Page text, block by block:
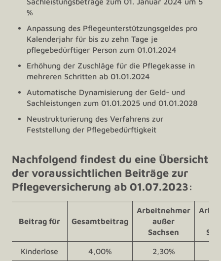
%
Anpassung des Pflegeunterstützungsgeldes pro
Kalenderjahr für bis zu zehn Tage je
pflegebedürftiger Person zum 01.01.2024
Erhöhung der Zuschläge für die Pflegekasse in
mehreren Schritten ab 01.01.2024
Automatische Dynamisierung der Geld- und
Sachleistungen zum 01.01.2025 und 01.01.2028
Neustrukturierung des Verfahrens zur
Feststellung der Pflegebedürftigkeit
Nachfolgend findest du eine Übersicht
der voraussichtlichen Beiträge zur
Pflegeversicherung ab 01.07.2023:
Beitrag für Gesamtbeitrag
Arbeitnehmer
außer
Sachsen
Kinderlose 4,00% 2,30%